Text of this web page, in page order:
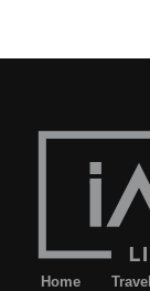
Home Travel